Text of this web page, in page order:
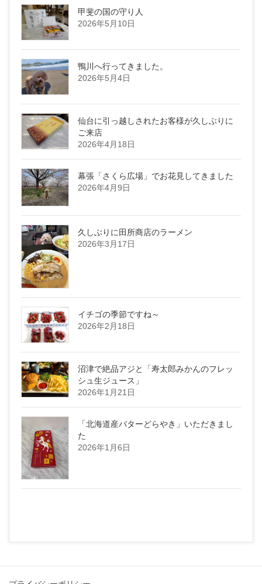
甲斐の国の守り人
2026年5月10日
鴨川へ行ってきました。
2026年5月4日
仙台に引っ越しされたお客様が久しぶりに
ご来店
2026年4月18日
幕張「さくら広場」でお花見してきました
2026年4月9日
久しぶりに田所商店のラーメン
2026年3月17日
イチゴの季節ですね～
2026年2月18日
沼津で絶品アジと「寿太郎みかんのフレッ
シュ生ジュース」
2026年1月21日
「北海道産バターどらやき」いただきまし
た
2026年1月6日